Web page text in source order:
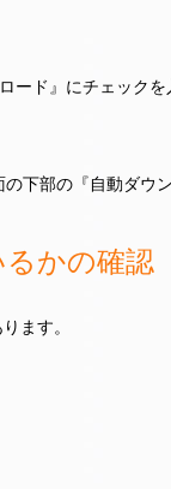
ド』にチェックを
下部の『自動ダウ
かの確認
ます。